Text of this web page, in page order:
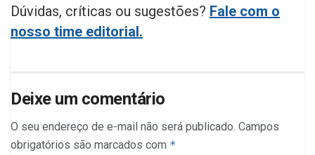
Dúvidas, críticas ou sugestões? Fale com o
nosso time editorial.
Deixe um comentário
O seu endereço de e-mail não será publicado. Campos
obrigatórios são marcados com *